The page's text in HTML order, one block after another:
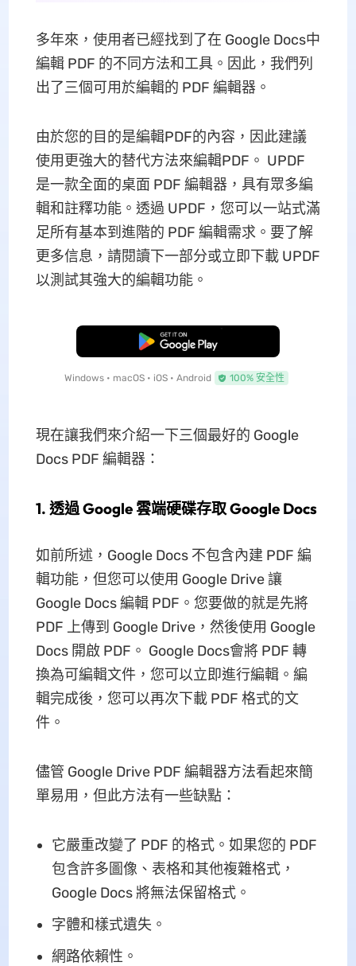
多年來，使用者已經找到了在 Google Docs中
編輯 PDF 的不同方法和工具。因此，我們列
出了三個可用於編輯的 PDF 編輯器。
由於您的目的是編輯PDF的內容，因此建議
使用更強大的替代方法來編輯PDF。 UPDF
是一款全面的桌面 PDF 編輯器，具有眾多編
輯和註釋功能。透過 UPDF，您可以一站式滿
足所有基本到進階的 PDF 編輯需求。要了解
更多信息，請閱讀下一部分或立即下載 UPDF
以測試其強大的編輯功能。
免費下載
Windows • macOS • iOS • Android 100% 安全性
現在讓我們來介紹一下三個最好的 Google
Docs PDF 編輯器：
1. 透過 Google 雲端硬碟存取 Google Docs
如前所述，Google Docs 不包含內建 PDF 編
輯功能，但您可以使用 Google Drive 讓
Google Docs 編輯 PDF。您要做的就是先將
PDF 上傳到 Google Drive，然後使用 Google
Docs 開啟 PDF。 Google Docs會將 PDF 轉
換為可編輯文件，您可以立即進行編輯。編
輯完成後，您可以再次下載 PDF 格式的文
件。
儘管 Google Drive PDF 編輯器方法看起來簡
單易用，但此方法有一些缺點：
它嚴重改變了 PDF 的格式。如果您的 PDF
包含許多圖像、表格和其他複雜格式，
Google Docs 將無法保留格式。
字體和樣式遺失。
網路依賴性。